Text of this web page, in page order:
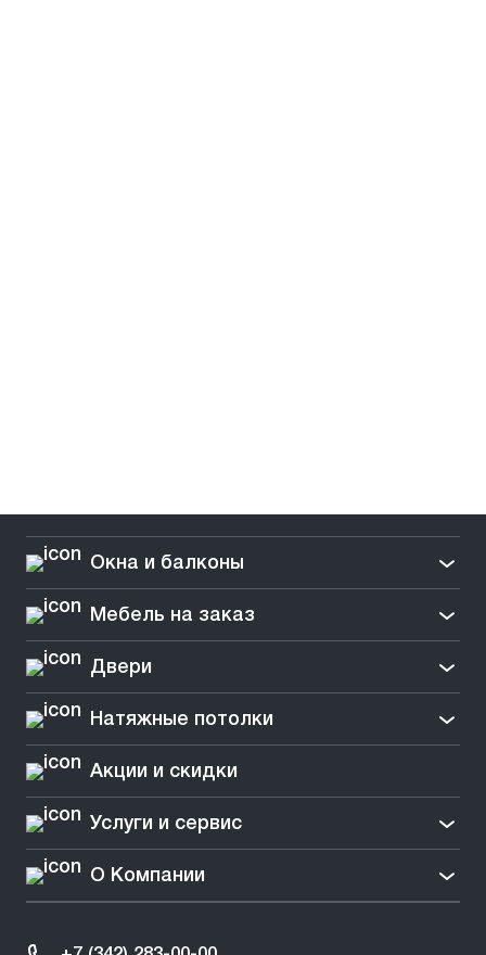
Окна и балконы
Мебель на заказ
Двери
Натяжные потолки
Акции и скидки
Услуги и сервис
О Компании